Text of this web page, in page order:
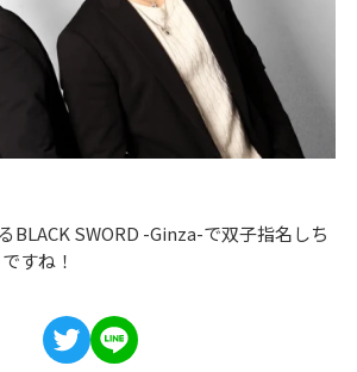
BLACK SWORD -Ginza-で双子指名しち
すね！